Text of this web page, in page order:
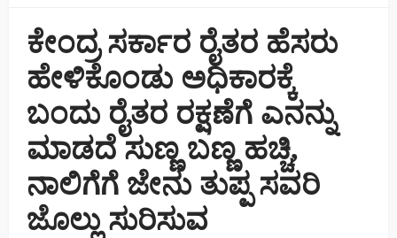
ಕೇಂದ್ರ ಸರ್ಕಾರ ರೈತರ ಹೆಸರು
ಹೇಳಿಕೊಂಡು ಅಧಿಕಾರಕ್ಕೆ
ಬಂದು ರೈತರ ರಕ್ಷಣೆಗೆ ಎನನ್ನು
ಮಾಡದೆ ಸುಣ್ಣ ಬಣ್ಣ ಹಚ್ಚಿ,
ನಾಲಿಗೆಗೆ ಜೇನು ತುಪ್ಪ ಸವರಿ
ಜೊಲ್ಲು ಸುರಿಸುವ